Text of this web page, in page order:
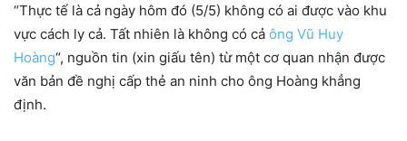
“Thực tế là cả ngày hôm đó (5/5) không có ai được vào khu
vực cách ly cả. Tất nhiên là không có cả ông Vũ Huy
Hoàng“, nguồn tin (xin giấu tên) từ một cơ quan nhận được
văn bản đề nghị cấp thẻ an ninh cho ông Hoàng khẳng
định.